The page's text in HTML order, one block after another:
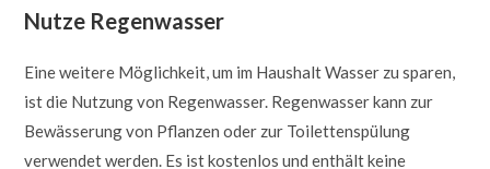
Nutze Regenwasser
Eine weitere Möglichkeit, um im Haushalt Wasser zu sparen,
ist die Nutzung von Regenwasser. Regenwasser kann zur
Bewässerung von Pflanzen oder zur Toilettenspülung
verwendet werden. Es ist kostenlos und enthält keine